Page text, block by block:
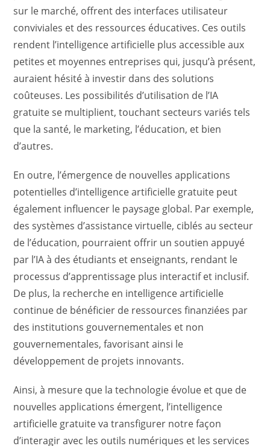
sur le marché, offrent des interfaces utilisateur
conviviales et des ressources éducatives. Ces outils
rendent l’intelligence artificielle plus accessible aux
petites et moyennes entreprises qui, jusqu’à présent,
auraient hésité à investir dans des solutions
coûteuses. Les possibilités d’utilisation de l’IA
gratuite se multiplient, touchant secteurs variés tels
que la santé, le marketing, l’éducation, et bien
d’autres.
En outre, l’émergence de nouvelles applications
potentielles d’intelligence artificielle gratuite peut
également influencer le paysage global. Par exemple,
des systèmes d’assistance virtuelle, ciblés au secteur
de l’éducation, pourraient offrir un soutien appuyé
par l’IA à des étudiants et enseignants, rendant le
processus d’apprentissage plus interactif et inclusif.
De plus, la recherche en intelligence artificielle
continue de bénéficier de ressources finanziées par
des institutions gouvernementales et non
gouvernementales, favorisant ainsi le
développement de projets innovants.
Ainsi, à mesure que la technologie évolue et que de
nouvelles applications émergent, l’intelligence
artificielle gratuite va transfigurer notre façon
d’interagir avec les outils numériques et les services